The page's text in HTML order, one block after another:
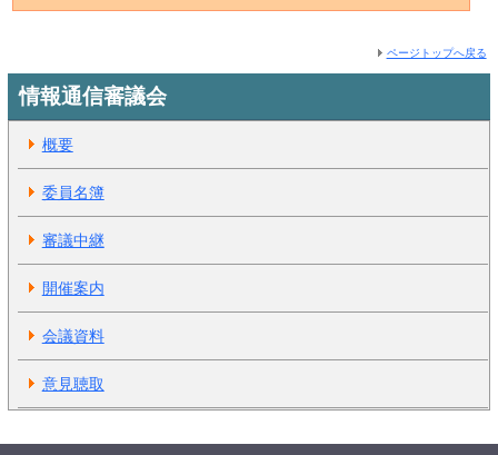
ページトップへ戻る
情報通信審議会
概要
委員名簿
審議中継
開催案内
会議資料
意見聴取